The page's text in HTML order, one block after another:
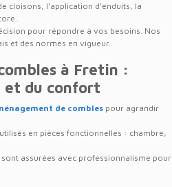
cloisons, l’application d’enduits, la
pour répondre à vos besoins. Nos
et des normes en vigueur.
à Fretin :
et du confort
de combles pour agrandir
en pièces fonctionnelles : chambre,
assurées avec professionnalisme pour